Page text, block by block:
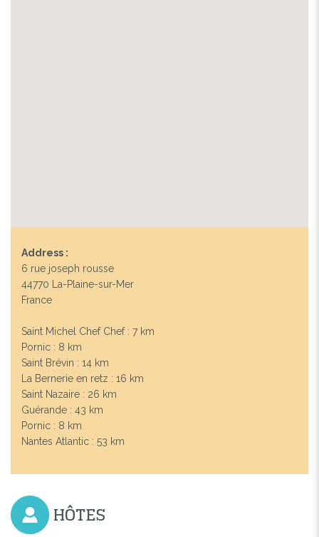
Address :
6 rue joseph rousse
44770 La-Plaine-sur-Mer
France
Saint Michel Chef Chef : 7 km
Pornic : 8 km
Saint Brévin : 14 km
La Bernerie en retz : 16 km
Saint Nazaire : 26 km
Guérande : 43 km
Pornic : 8 km
Nantes Atlantic : 53 km
HÔTES